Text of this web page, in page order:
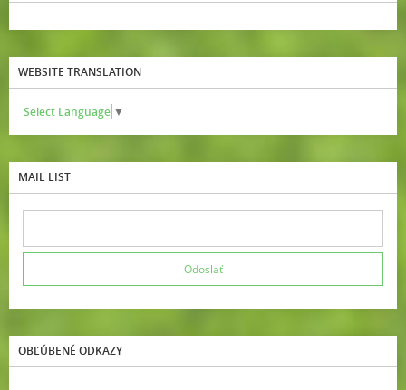
WEBSITE TRANSLATION
Select Language ▼
MAIL LIST
OBĽÚBENÉ ODKAZY